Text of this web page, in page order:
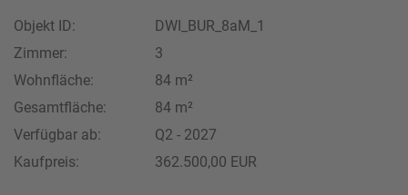
Objekt ID:
DWI_BUR_8aM_1
Zimmer:
3
Wohnfläche:
84 m²
Gesamtfläche:
84 m²
Verfügbar ab:
Q2 - 2027
Kaufpreis:
362.500,00 EUR